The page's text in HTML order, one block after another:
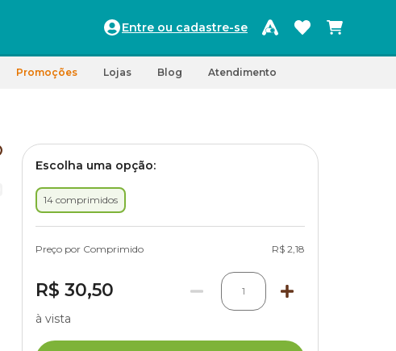
Entre ou cadastre-se
Promoções Lojas Blog Atendimento
Escolha uma opção:
14 comprimidos
Preço por Comprimido R$ 2,18
R$ 30,50 1
à vista